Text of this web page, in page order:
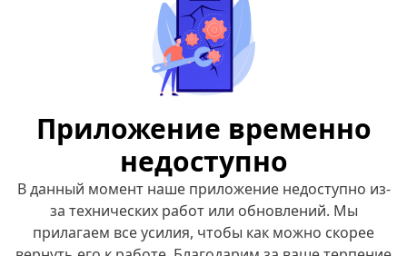
Приложение временно
недоступно
В данный момент наше приложение недоступно из-
за технических работ или обновлений. Мы
прилагаем все усилия, чтобы как можно скорее